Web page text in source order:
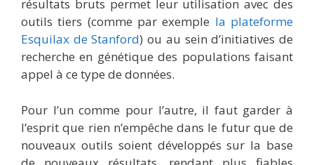
résultats bruts permet leur utilisation avec des
outils tiers (comme par exemple la plateforme
Esquilax de Stanford) ou au sein d’initiatives de
recherche en génétique des populations faisant
appel à ce type de données.
Pour l’un comme pour l’autre, il faut garder à
l’esprit que rien n’empêche dans le futur que de
nouveaux outils soient développés sur la base